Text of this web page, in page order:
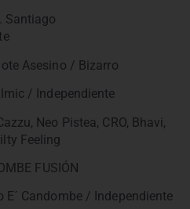
Santiago
Asesino / Bizarro
/ Independiente
Neo Pistea, CRO, Bhavi,
Feeling
FUSIÓN
Candombe / Independiente